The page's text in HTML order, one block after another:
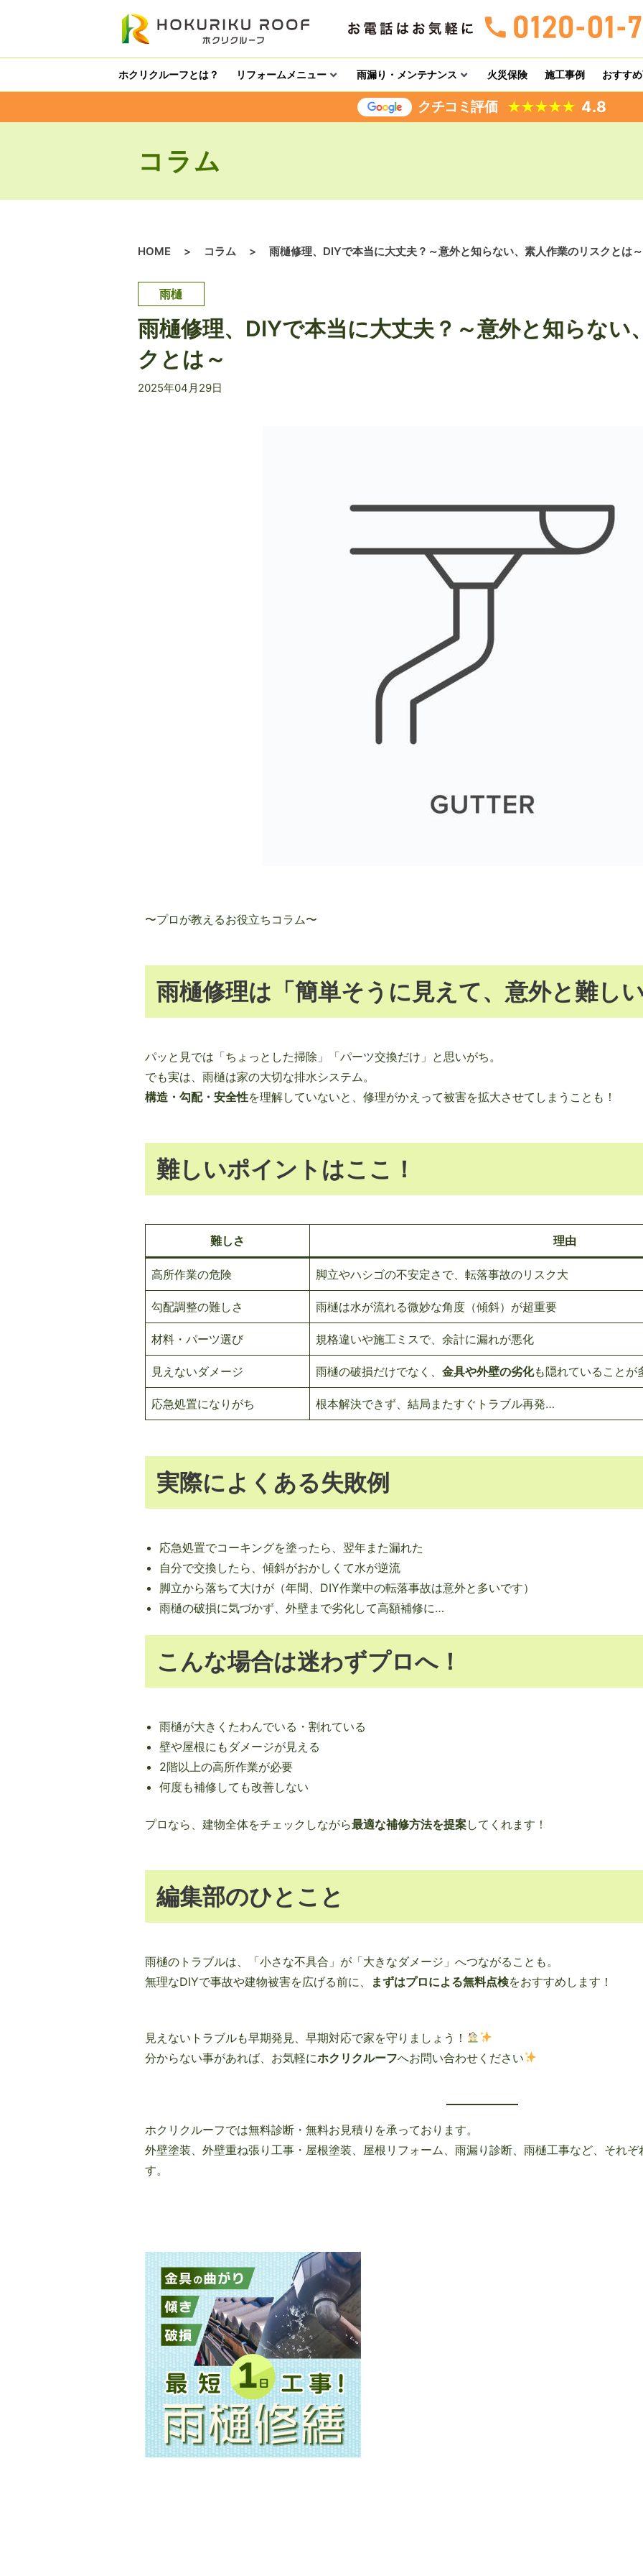
ス
ッ
ホクリクルーフとは？ リフォームメニュー 雨漏り・メンテナンス 火災保険 施工事例 おすす
クチコミ評価 ★★★★★ 4.8
コラム
HOME > コラム > 雨樋修理、DIYで本当に大丈夫？～意外と知らない、素人作業のリスクとは～
雨樋
雨樋修理、DIYで本当に大丈夫？～意外と知らない
クとは～
2025年04月29日
〜プロが教えるお役立ちコラム〜
雨樋修理は「簡単そうに見えて、意外と難し
パッと見では「ちょっとした掃除」「パーツ交換だけ」と思いがち。
でも実は、雨樋は家の大切な排水システム。
構造・勾配・安全性を理解していないと、修理がかえって被害を拡大させてしまうことも！
難しいポイントはここ！
難しさ 理由
高所作業の危険 脚立やハシゴの不安定さで、転落事故のリスク大
勾配調整の難しさ 雨樋は水が流れる微妙な角度（傾斜）が超重要
材料・パーツ選び 規格違いや施工ミスで、余計に漏れが悪化
見えないダメージ 雨樋の破損だけでなく、 金具や外壁の劣化も隠れていることが
応急処置になりがち 根本解決できず、結局またすぐトラブル再発…
実際によくある失敗例
応急処置でコーキングを塗ったら、翌年また漏れた
自分で交換したら、傾斜がおかしくて水が逆流
脚立から落ちて大けが（年間、DIY作業中の転落事故は意外と多いです）
雨樋の破損に気づかず、外壁まで劣化して高額補修に…
こんな場合は迷わずプロへ！
雨樋が大きくたわんでいる・割れている
壁や屋根にもダメージが見える
2階以上の高所作業が必要
何度も補修しても改善しない
プロなら、建物全体をチェックしながら最適な補修方法を提案してくれます！
編集部のひとこと
雨樋のトラブルは、「小さな不具合」が「大きなダメージ」へつながることも。
無理なDIYで事故や建物被害を広げる前に、
まずはプロによる無料点検をおすすめします！
見えないトラブルも早期発見、早期対応で家を守りましょう！
分からない事があれば、お気軽にホクリクルーフへお問い合わせください
ホクリクルーフでは無料診断・無料お見積りを承っております。
外壁塗装、外壁重ね張り工事・屋根塗装、屋根リフォーム、雨漏り診断、雨樋工事など、それ
す。